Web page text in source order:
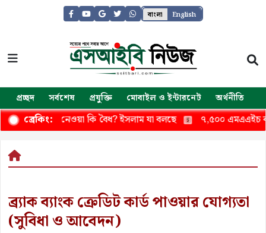
বাংলা English
প্রচ্ছদ সর্বশেষ প্রযুক্তি মোবাইল ও ইন্টারনেট অর্থনীতি
ব্রেকিং:
টাকা নেওয়া কি বৈধ? ইসলাম যা বলছে ৭,৫০০ এমএএইচ
ব্র্যাক ব্যাংক ক্রেডিট কার্ড পাওয়ার যোগ্যতা
(সুবিধা ও আবেদন)